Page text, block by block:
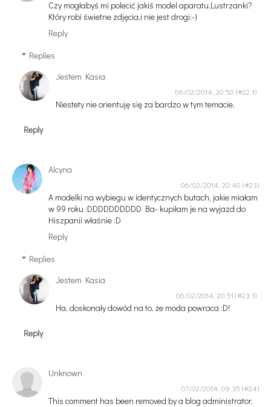
Czy mogłabyś mi polecić jakiś model aparatu,Lustrzanki?
Który robi świetne zdjęcia,i nie jest drogi:-)
Reply
Replies
Jestem Kasia
06/02/2014, 20:50
Niestety nie orientuję się za bardzo w tym temacie.
Reply
Alcyna
06/02/2014, 20:40
A modelki na wybiegu w identycznych butach, jakie miałam
w 99 roku :DDDDDDDDDD Ba- kupiłam je na wyjazd do
Hiszpanii właśnie :D
Reply
Replies
Jestem Kasia
06/02/2014, 20:51
Ha, doskonały dowód na to, że moda powraca :D!
Reply
Unknown
07/02/2014, 09:35
This comment has been removed by a blog administrator.